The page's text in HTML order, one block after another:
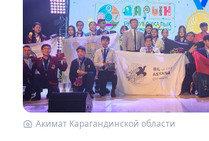
Акимат Карагандинской области